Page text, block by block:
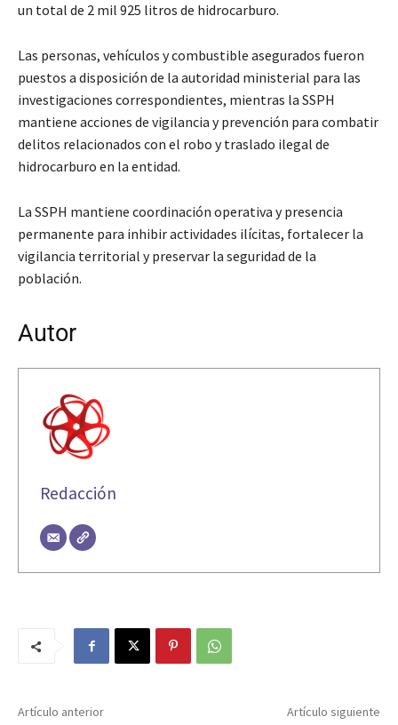
un total de 2 mil 925 litros de hidrocarburo.
Las personas, vehículos y combustible asegurados fueron
puestos a disposición de la autoridad ministerial para las
investigaciones correspondientes, mientras la SSPH
mantiene acciones de vigilancia y prevención para combatir
delitos relacionados con el robo y traslado ilegal de
hidrocarburo en la entidad.
La SSPH mantiene coordinación operativa y presencia
permanente para inhibir actividades ilícitas, fortalecer la
vigilancia territorial y preservar la seguridad de la
población.
Autor
Redacción
Artículo anterior Artículo siguiente